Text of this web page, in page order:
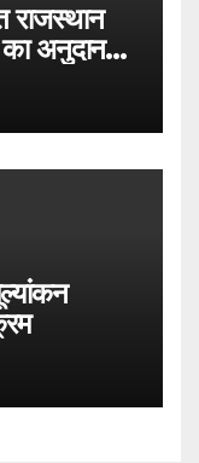
राजस्थान
अनुदान